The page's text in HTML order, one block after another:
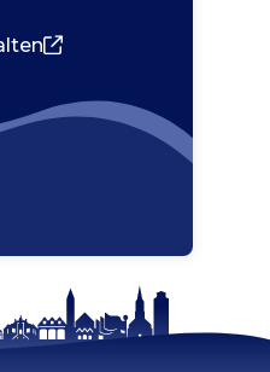
vergrößern